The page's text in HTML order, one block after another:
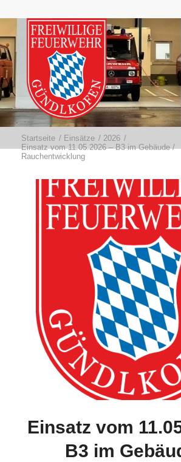
Startseite / Einsätze / 2026 /
Einsatz vom 11.05.2026 – B3 im Gebäude /
Rauchentwicklung
Einsatz vom
B3 im